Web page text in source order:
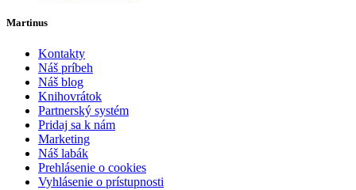
Martinus
Kontakty
Náš príbeh
Náš blog
Knihovrátok
Partnerský systém
Pridaj sa k nám
Marketing
Náš labák
Prehlásenie o cookies
Vyhlásenie o prístupnosti